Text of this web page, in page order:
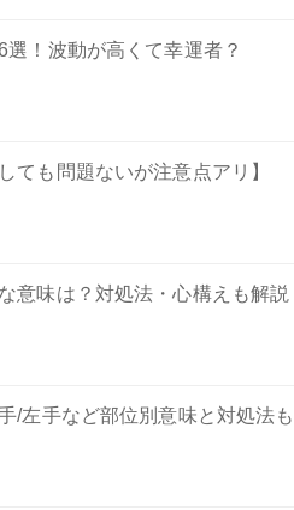
！波動が高くて幸運者？
ても問題ないが注意点アリ】
意味は？対処法・心構えも解説
/左手など部位別意味と対処法も